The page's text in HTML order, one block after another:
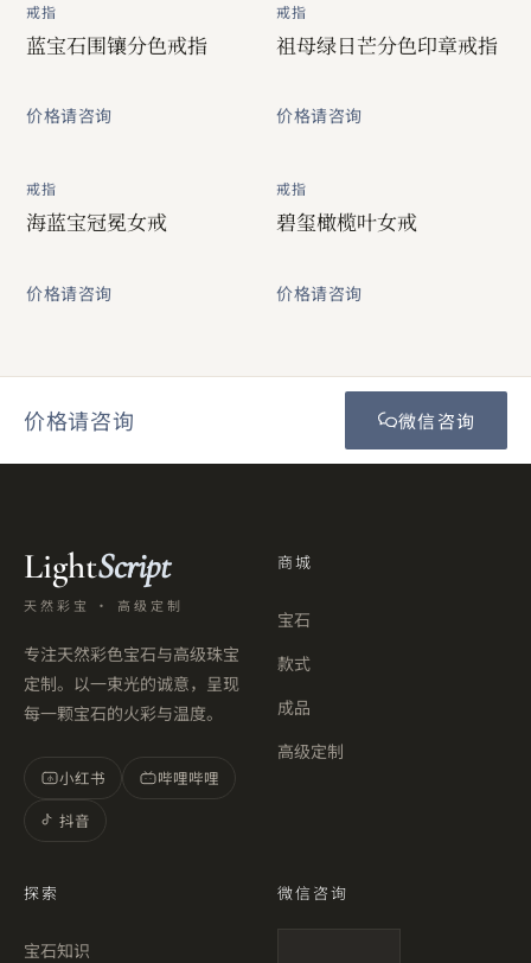
戒指
蓝宝石围镶分色戒指
价格请咨询
戒指
祖母绿日芒分色印章戒指
价格请咨询
戒指
海蓝宝冠冕女戒
价格请咨询
戒指
碧玺橄榄叶女戒
价格请咨询
价格请咨询 微信咨询
LightScript
天然彩宝 · 高级定制
专注天然彩色宝石与高级珠宝
定制。以一束光的诚意，呈现
每一颗宝石的火彩与温度。
小 小红书
哔哩哔哩
抖音
商城
宝石
款式
成品
高级定制
探索
宝石知识
微信咨询